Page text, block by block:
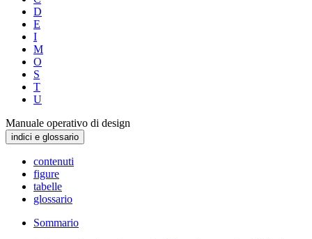
D
E
I
M
O
S
T
U
Manuale operativo di design
indici e glossario
contenuti
figure
tabelle
glossario
Sommario